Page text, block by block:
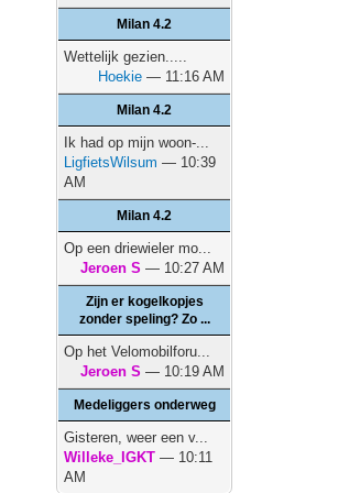
Milan 4.2
Wettelijk gezien.....
Hoekie — 11:16 AM
Milan 4.2
Ik had op mijn woon-...
LigfietsWilsum — 10:39
AM
Milan 4.2
Op een driewieler mo...
Jeroen S — 10:27 AM
Zijn er kogelkopjes
zonder speling? Zo ...
Op het Velomobilforu...
Jeroen S — 10:19 AM
Medeliggers onderweg
Gisteren, weer een v...
Willeke_IGKT — 10:11
AM